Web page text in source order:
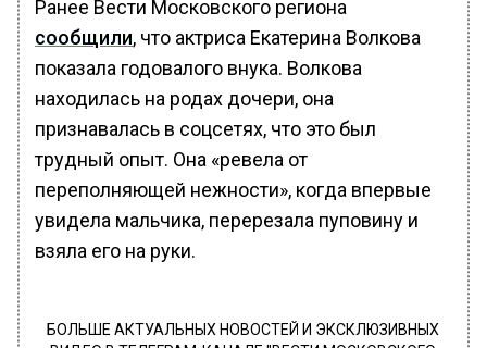
Ранее Вести Московского региона
сообщили, что актриса Екатерина Волкова
показала годовалого внука. Волкова
находилась на родах дочери, она
признавалась в соцсетях, что это был
трудный опыт. Она «ревела от
переполняющей нежности», когда впервые
увидела мальчика, перерезала пуповину и
взяла его на руки.
БОЛЬШЕ АКТУАЛЬНЫХ НОВОСТЕЙ И ЭКСКЛЮЗИВНЫХ